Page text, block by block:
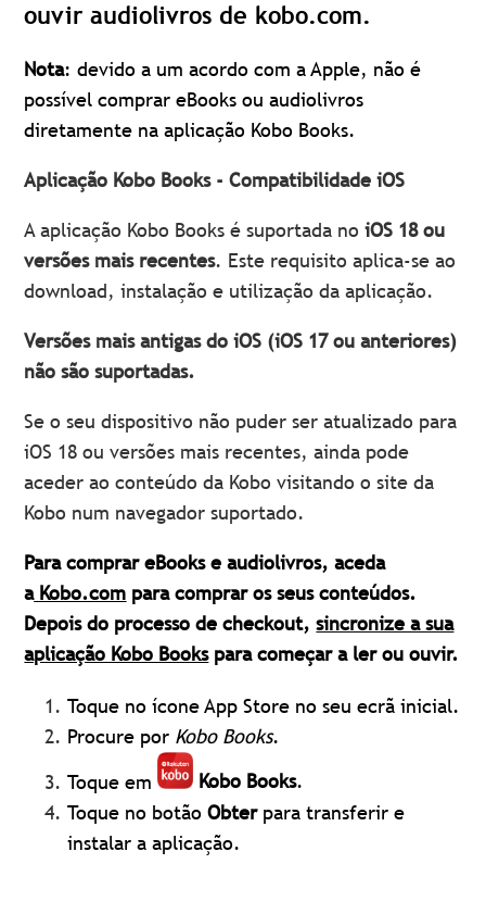
ouvir audiolivros de kobo.com.
Nota: devido a um acordo com a Apple, não é
possível comprar eBooks ou audiolivros
diretamente na aplicação Kobo Books.
Aplicação Kobo Books - Compatibilidade iOS
A aplicação Kobo Books é suportada no iOS 18 ou
versões mais recentes. Este requisito aplica-se ao
download, instalação e utilização da aplicação.
Versões mais antigas do iOS (iOS 17 ou anteriores)
não são suportadas.
Se o seu dispositivo não puder ser atualizado para
iOS 18 ou versões mais recentes, ainda pode
aceder ao conteúdo da Kobo visitando o site da
Kobo num navegador suportado.
Para comprar eBooks e audiolivros, aceda
aKobo.com para comprar os seus conteúdos.
Depois do processo de checkout,sincronize a sua
aplicação Kobo Bookspara começar a ler ou ouvir.
Toque no ícone App Store no seu ecrã inicial.
Procure por Kobo Books.
Toque em
Kobo Books.
Toque no botão Obter para transferir e
instalar a aplicação.